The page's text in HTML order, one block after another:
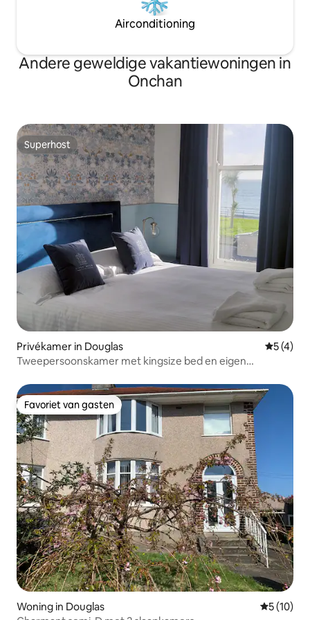
Airconditioning
Andere geweldige vakantiewoningen in
Onchan
Superhost
Superhost
Privékamer in Douglas
5 (4)
Tweepersoonskamer met kingsize bed en eigen
Favoriet van gasten
Favoriet van gasten
Woning in Douglas
5 (10)